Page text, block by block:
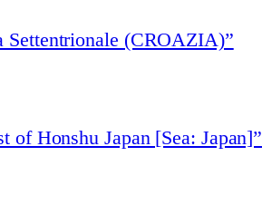
Settentrionale (CROAZIA)”
of Honshu Japan [Sea: Japan]”